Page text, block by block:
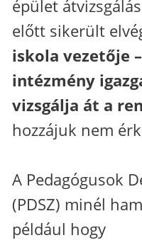
épület
előtt sikerült
iskola vezetője
intézmény
vizsgálja át a
hozzájuk nem
A Pedagógusok
(PDSZ) minél
például hogy